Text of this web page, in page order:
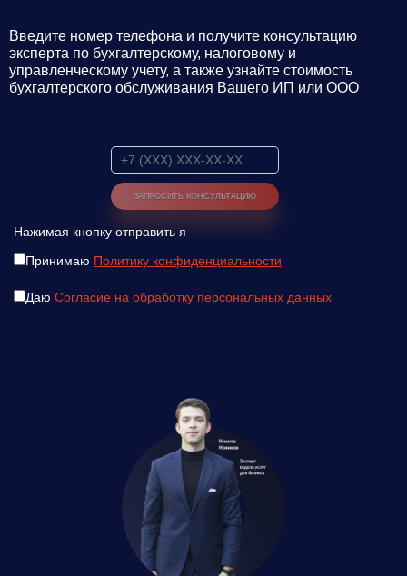
Введите номер телефона и получите консультацию
эксперта по бухгалтерскому, налоговому и
управленческому учету, а также узнайте стоимость
бухгалтерского обслуживания Вашего ИП или ООО
Нажимая кнопку отправить я
Принимаю Политику конфиденциальности
Даю Согласие на обработку персональных данных
Введите ваш номер телефона и мы вам
Нажимая кнопку отправить я
Политику конфиденциальности